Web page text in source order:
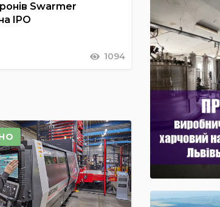
Swarmer
IPO
1094